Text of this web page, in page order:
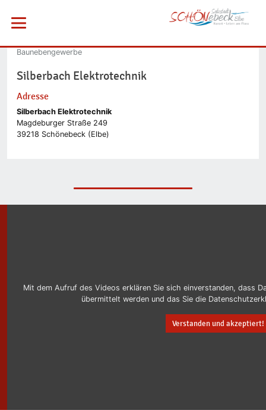
Menü öffnen
Vorheriges Bild
Wirtschaft
Baunebengewerbe
Silberbach Elektrotechnik
Adresse
Silberbach Elektrotechnik
Magdeburger Straße 249
39218 Schönebeck (Elbe)
Mit dem Aufruf des Videos erklären Sie sich einverstanden, dass
übermittelt werden und das Sie die
Verstanden und akzeptiert!